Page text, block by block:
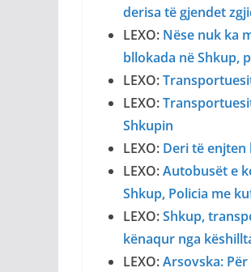
derisa të gjendet
LEXO: Nëse nuk ka
bllokada në Shkup,
LEXO:
LEXO:
Shkupin
LEXO: Deri të
LEXO:Autobusët e
Shkup, Policia me
LEXO:Shkup,
kënaqur nga
LEXO:Arsovska: